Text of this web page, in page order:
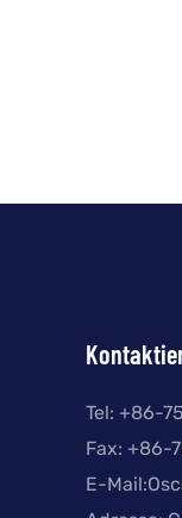
Tel: +86-
Fax: +86-
E-Mail: